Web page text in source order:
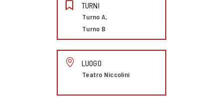
TURNI
Turno A,
Turno B
LUOGO
Teatro Niccolini